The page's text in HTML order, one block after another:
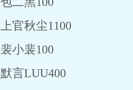
上官秋尘1100
裴小裴100
默言LUU400